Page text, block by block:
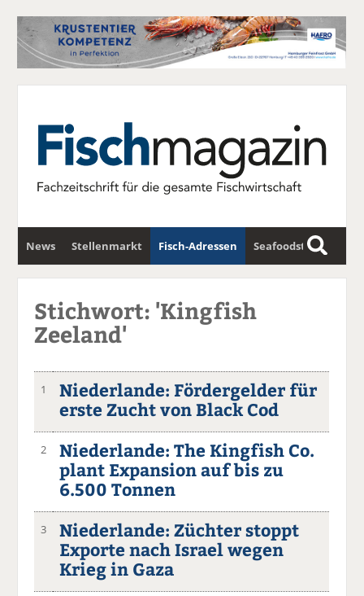
News Stellenmarkt Fisch-Adressen Seafoodstar
Fischwirtschafts-Gipfel Newsletter
S
u
Stichwort: 'Kingfish
Zeeland'
1
Niederlande: Fördergelder für
erste Zucht von Black Cod
2
Niederlande: The Kingfish Co.
plant Expansion auf bis zu
6.500 Tonnen
3
Niederlande: Züchter stoppt
Exporte nach Israel wegen
Krieg in Gaza